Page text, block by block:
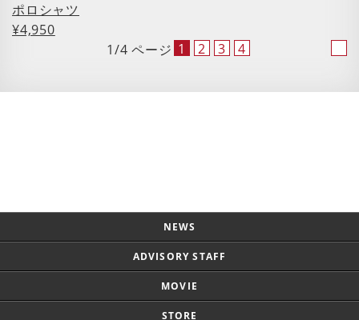
ポロシャツ
¥4,950
1/4 ページ 1 2 3 4
NEWS
ADVISORY STAFF
MOVIE
STORE